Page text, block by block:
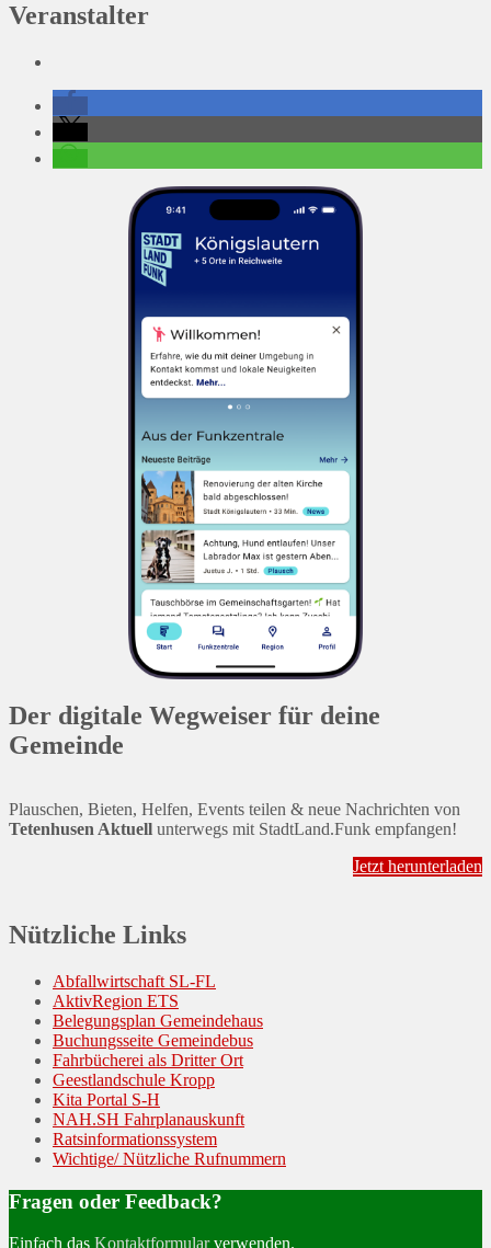
Veranstalter
Der digitale Wegweiser für deine
Gemeinde
Plauschen, Bieten, Helfen, Events teilen & neue Nachrichten von
Tetenhusen Aktuell unterwegs mit StadtLand.Funk empfangen!
Jetzt herunterladen
Nützliche Links
Abfallwirtschaft SL-FL
AktivRegion ETS
Belegungsplan Gemeindehaus
Buchungsseite Gemeindebus
Fahrbücherei als Dritter Ort
Geestlandschule Kropp
Kita Portal S-H
NAH.SH Fahrplanauskunft
Ratsinformationssystem
Wichtige/ Nützliche Rufnummern
Fragen oder Feedback?
Einfach das Kontaktformularverwenden.